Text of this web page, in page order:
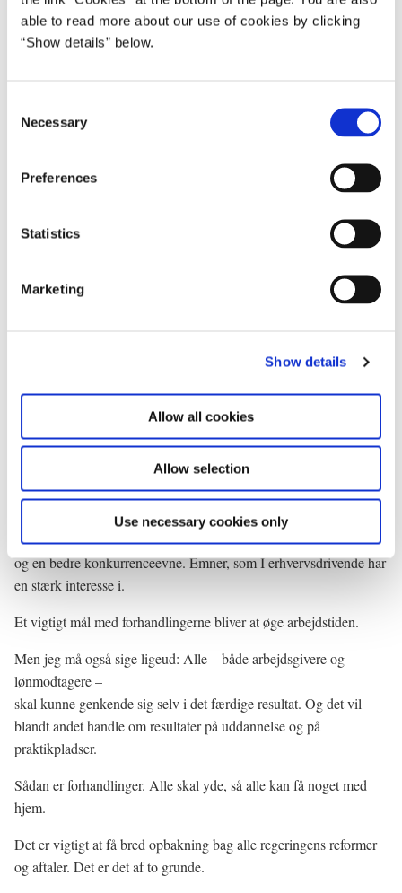
able to read more about our use of cookies by clicking
“Show details” below.
Necessary
Preferences
Statistics
Marketing
Show details
Allow all cookies
Allow selection
Use necessary cookies only
Derfor har regeringen fremlagt en ungepakke, der skal begrænse
ledigheden. Pakken er en del af vores 2020-plan.
uddannelsespladser. Og vi vil styrke videnpilotordningen, så flere
små og mellemstore virksomheder kan få støtte til at ansætte en
Vi skal også sørge for, at flere unge får en erhvervsuddannelse. I
faglærte.
Derfor er frafaldet på erhvervsuddannelserne et alvorligt problem.
Regeringen påtager sig et ansvar. Men det er også et
krisetider. Men jeg vil også appellere til, at virksomhederne tager
et større ansvar. Mange af jer gør det allerede.
Men jeg vil allerede i dag opfordre jer til at tage ansvaret på jer.
Samlet skal trepartsforhandlingerne skabe en større arbejdsindsats
og en bedre konkurrenceevne. Emner, som I erhvervsdrivende har
en stærk interesse i.
Et vigtigt mål med forhandlingerne bliver at øge arbejdstiden.
Men jeg må også sige ligeud: Alle – både arbejdsgivere og
lønmodtagere –
skal kunne genkende sig selv i det færdige resultat. Og det vil
blandt andet handle om resultater på uddannelse og på
praktikpladser.
Sådan er forhandlinger. Alle skal yde, så alle kan få noget med
hjem.
Det er vigtigt at få bred opbakning bag alle regeringens reformer
og aftaler. Det er det af to grunde.